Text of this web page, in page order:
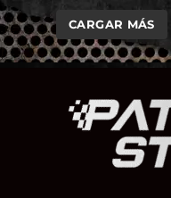
CARGAR MÁS